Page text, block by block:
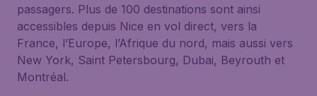
passagers. Plus de 100 destinations sont ainsi
accessibles depuis Nice en vol direct, vers la
France, l’Europe, l’Afrique du nord, mais aussi vers
New York, Saint Petersbourg, Dubai, Beyrouth et
Montréal.